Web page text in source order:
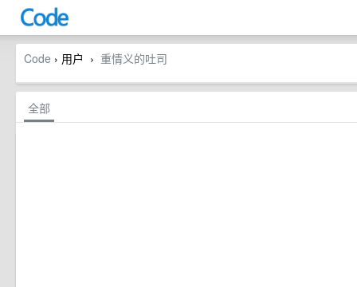
Code › 用户 › 重情义的吐司
全部